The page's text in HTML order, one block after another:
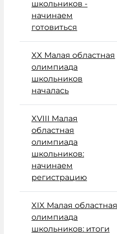
школьников -
начинаем
готовиться
XX Малая областная
олимпиада
школьников
началась
XVIII Малая
областная
олимпиада
школьников:
начинаем
регистрацию
XIX Малая областная
олимпиада
школьников: итоги